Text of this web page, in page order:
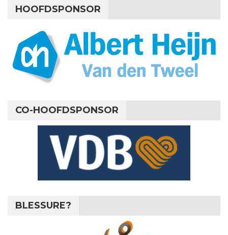
HOOFDSPONSOR
CO-HOOFDSPONSOR
BLESSURE?